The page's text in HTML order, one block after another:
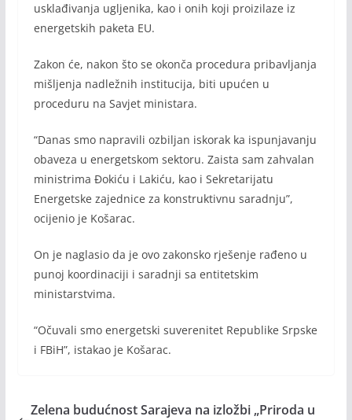
usklađivanja ugljenika, kao i onih koji proizilaze iz
energetskih paketa EU.
Zakon će, nakon što se okonča procedura pribavljanja
mišljenja nadležnih institucija, biti upućen u
proceduru na Savjet ministara.
“Danas smo napravili ozbiljan iskorak ka ispunjavanju
obaveza u energetskom sektoru. Zaista sam zahvalan
ministrima Đokiću i Lakiću, kao i Sekretarijatu
Energetske zajednice za konstruktivnu saradnju”,
ocijenio je Košarac.
On je naglasio da je ovo zakonsko rješenje rađeno u
punoj koordinaciji i saradnji sa entitetskim
ministarstvima.
“Očuvali smo energetski suverenitet Republike Srpske
i FBiH”, istakao je Košarac.
Zelena budućnost Sarajeva na izložbi „Priroda u